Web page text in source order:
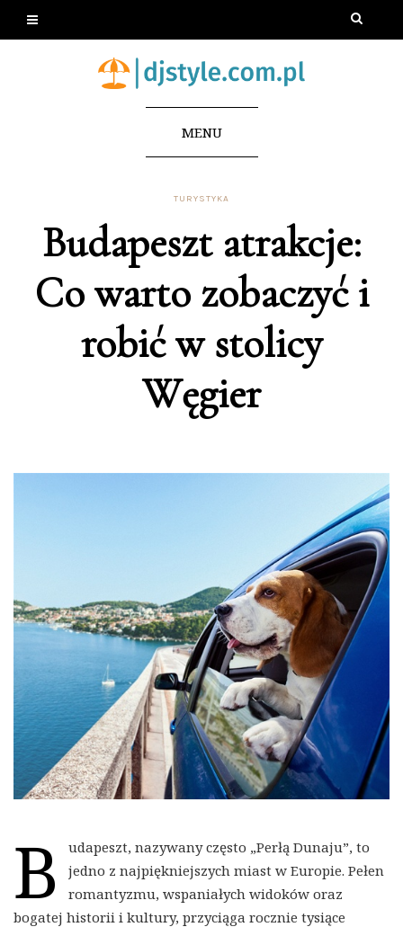
MENU
TURYSTYKA
Budapeszt atrakcje:
Co warto zobaczyć i
robić w stolicy
Węgier
B
udapeszt, nazywany często „Perłą Dunaju”, to
jedno z najpiękniejszych miast w Europie. Pełen
romantyzmu, wspaniałych widoków oraz
bogatej historii i kultury, przyciąga rocznie tysiące